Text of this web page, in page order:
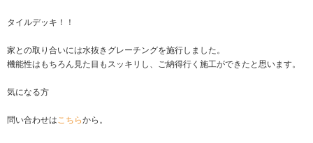
タイルデッキ！！
家との取り合いには水抜きグレーチングを施行しました。
機能性はもちろん見た目もスッキリし、ご納得行く施工ができたと思います。
気になる方
問い合わせはこちらから。